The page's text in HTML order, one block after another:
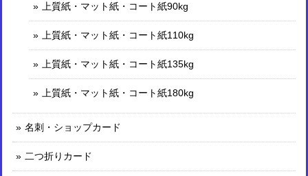
上質紙・マット紙・コート紙90kg
上質紙・マット紙・コート紙110kg
上質紙・マット紙・コート紙135kg
上質紙・マット紙・コート紙180kg
名刺・ショップカード
二つ折りカード